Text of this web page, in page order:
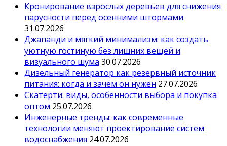
Кронирование взрослых деревьев для снижения
парусности перед осенними штормами
31.07.2026
Джапанди и мягкий минимализм: как создать
уютную гостиную без лишних вещей и
визуального шума 30.07.2026
Дизельный генератор как резервный источник
питания: когда и зачем он нужен 27.07.2026
Скатерти: виды, особенности выбора и покупка
оптом 25.07.2026
Инженерные тренды: как современные
технологии меняют проектирование систем
водоснабжения 24.07.2026